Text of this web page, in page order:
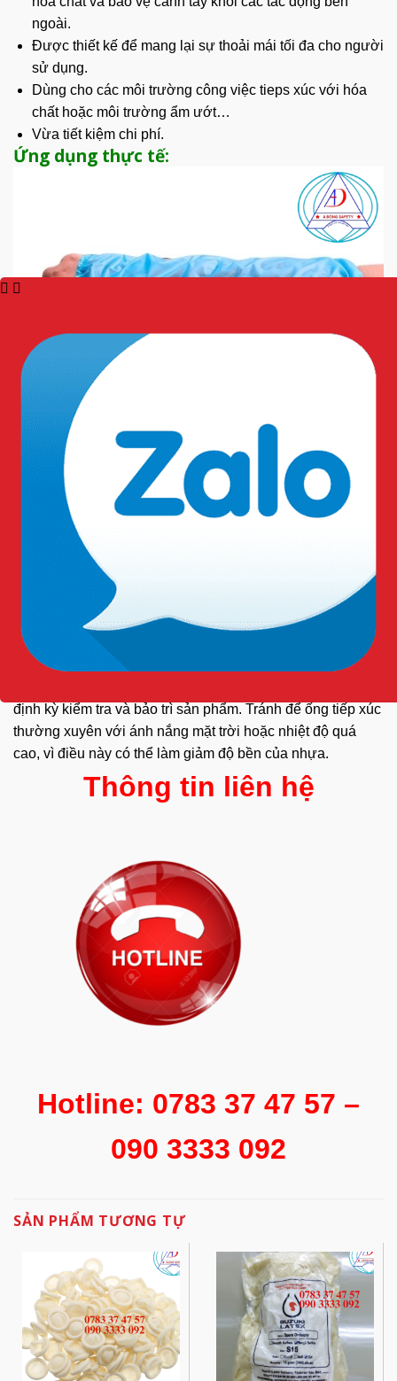
ngoài.
Được thiết kế để mang lại sự thoải mái tối đa cho người
sử dụng.
Dùng cho các môi trường công việc tieps xúc với hóa
chất hoặc môi trường ẩm ướt…
Vừa tiết kiệm chi phí.
Ứng dụng thực tế:
Ngành y tế.
Ngành hóa chất.
công nghiệp.
Ngành nông nghiệp.
Ngành thực phẩm.
Cách bảo quản và bảo trì:
định kỳ kiểm tra và bảo trì sản phẩm. Tránh để ống tiếp xúc
thường xuyên với ánh nắng mặt trời hoặc nhiệt độ quá
cao, vì điều này có thể làm giảm độ bền của nhựa.
Thông tin liên hệ
Hotline: 0783 37 47 57 –
090 3333 092
SẢN PHẨM TƯƠNG TỰ